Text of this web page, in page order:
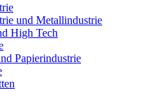
und Metallindustrie
High Tech
Papierindustrie